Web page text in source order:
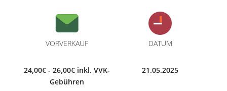
VORVERKAUF
24,00€ - 26,00€ inkl. VVK-
Gebühren
DATUM
21.05.2025